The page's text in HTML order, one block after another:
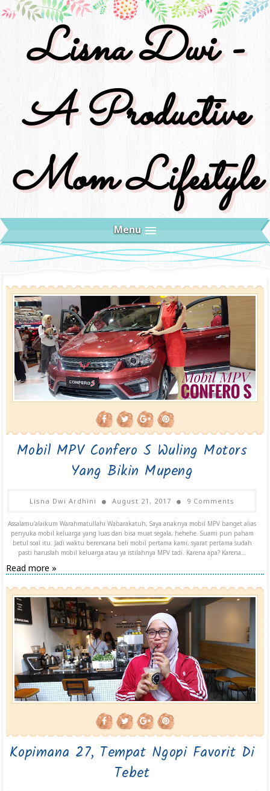
Lisna Dwi -
A Productive
Mom Lifestyle
Menu
Mobil MPV Confero S Wuling Motors
Yang Bikin Mupeng
Lisna Dwi Ardhini August 21, 2017 9 Comments
Assalamu'alaikum Warahmatullahi Wabarakatuh, Saya anaknya mobil MPV banget alias
penyuka mobil keluarga yang luas dan bisa muat segala, hehehe. Suami pun paham
betul soal itu. Jadi waktu berencana beli mobil pertama kami, syarat pertama sudah
pasti haruslah mobil keluarga atau ya istilahnya MPV tadi. Karena apa? Karena...
Read more »
Kopimana 27, Tempat Ngopi Favorit Di
Tebet